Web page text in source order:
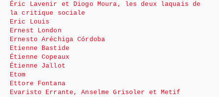
Éric Lavenir et Diogo Moura, les deux laquais de
la critique sociale
Eric Louis
Ernest London
Ernesto Aréchiga Córdoba
Etienne Bastide
Étienne Copeaux
Étienne Jallot
Etom
Ettore Fontana
Evaristo Errante, Anselme Grisoler et Metif